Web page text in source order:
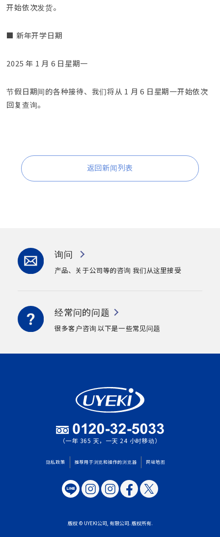
开始依次发货。
■ 新年开学日期
2025 年 1 月 6 日星期一
节假日期间的各种接待、我们将从 1 月 6 日星期一开始依次
回复查询。
返回新闻列表
询问
产品、关于公司等的咨询 我们从这里接受
经常问的问题
很多客户咨询 以下是一些常见问题
（一年 365 天，一天 24 小时移动）
隐私政策 推荐用于浏览和操作的浏览器 网站地图
版权 © UYEKI公司, 有限公司. 版权所有.